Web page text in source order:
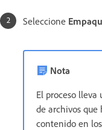
Seleccione
Nota
El proceso
de archivos que
contenido en